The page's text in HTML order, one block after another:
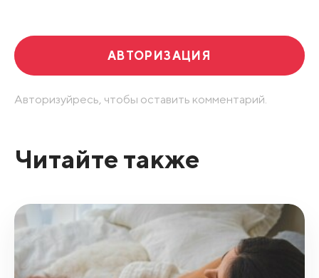
АВТОРИЗАЦИЯ
Авторизуйресь, чтобы оставить комментарий.
Читайте также